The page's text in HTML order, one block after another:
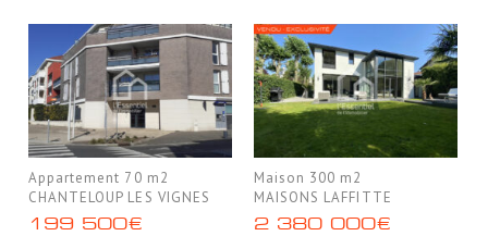
Appartement 70 m2
CHANTELOUP LES VIGNES
199 500€
Maison 300 m2
MAISONS LAFFITTE
2 380 000€